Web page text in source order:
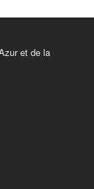
et de la